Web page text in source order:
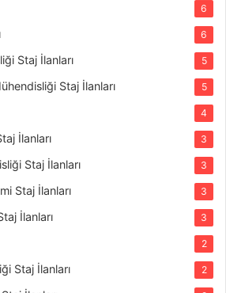
6
6
Staj İlanları 5
Staj İlanları 5
4
İlanları 3
Staj İlanları 3
Staj İlanları 3
İlanları 3
2
Staj İlanları 2